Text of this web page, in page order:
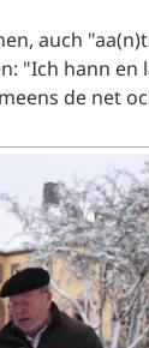
auch
"Ich hann en
de net